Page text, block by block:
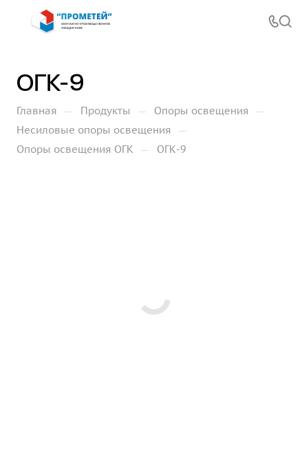
ОГК-9
Главная — Продукты — Опоры освещения —
Несиловые опоры освещения —
Опоры освещения ОГК — ОГК-9